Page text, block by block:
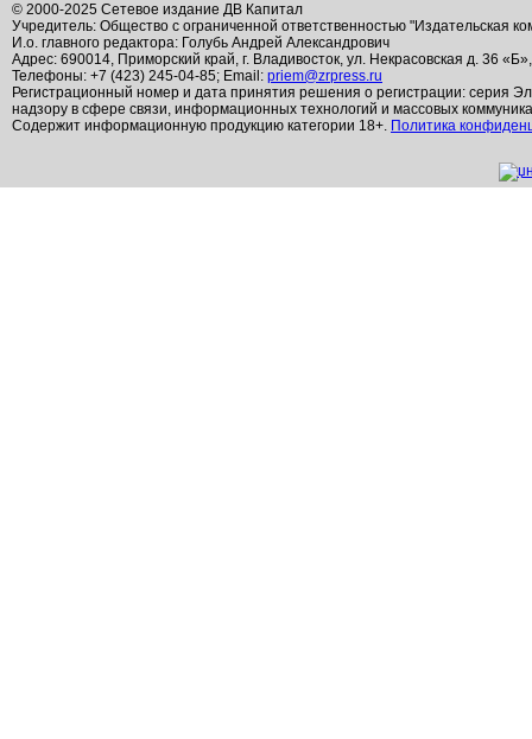
© 2000-2025 Сетевое издание ДВ Капитал
Учредитель: Общество с ограниченной ответственностью "Издательская
И.о. главного редактора: Голубь Андрей Александрович
Адрес: 690014, Приморский край, г. Владивосток, ул. Некрасовская д. 36
Телефоны: +7 (423) 245-04-85; Email: priem@zrpress.ru
Регистрационный номер и дата принятия решения о регистрации: серия
надзору в сфере связи, информационных технологий и массовых
Содержит информационную продукцию категории 18+. Политика